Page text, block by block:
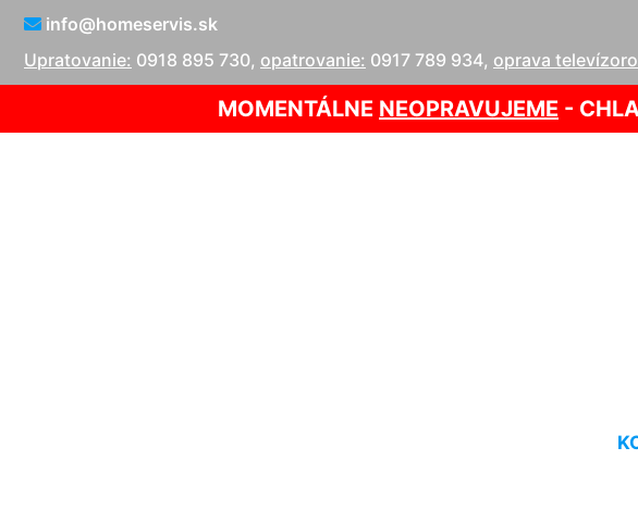
info@homeservis.sk
Upratovanie: 0918 895 730, opatrovanie: 0917 789 934, oprava
MOMENTÁLNE NEOPRAVUJEME -